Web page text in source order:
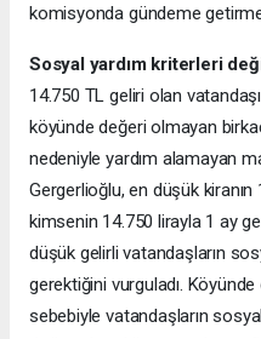
komisyonda gündeme
Sosyal yardım kriterleri
14.750 TL geliri olan
köyünde değeri olmayan
nedeniyle yardım alamayan
Gergerlioğlu, en düşük
kimsenin 14.750 lirayla 1 ay
düşük gelirli vatandaşların
gerektiğini vurguladı.
sebebiyle vatandaşların